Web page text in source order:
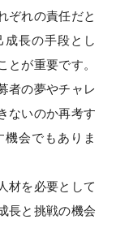
ぞれの責任だと
長の手段とし
が重要です。
者の夢やチャレ
ないのか再考す
会でもありま
材を必要として
長と挑戦の機会